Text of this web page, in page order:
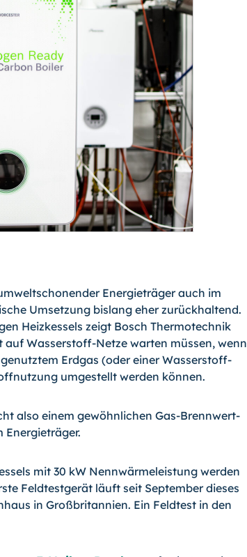
Energieträger auch im
Umsetzung bislang eher zurückhaltend.
Heizkessels zeigt Bosch Thermotechnik
auf Wasser­stoff-Netze warten müssen, wenn
Erdgas (oder einer Wasserstoff-
umgestellt werden können.
also einem gewöhnlichen Gas-Brennwert-
Energieträger.
mit 30 kW Nennwärmeleistung werden
Feldtestgerät läuft seit September dieses
in Großbritannien. Ein Feldtest in den